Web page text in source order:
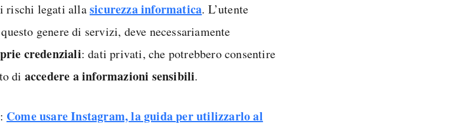
rischi legati allasicurezza informatica. L’utente
genere di servizi, deve necessariamente
credenziali: dati privati, che potrebbero consentire
di accedere a informazioni sensibili.
: Come usare Instagram, la guida per utilizzarlo al